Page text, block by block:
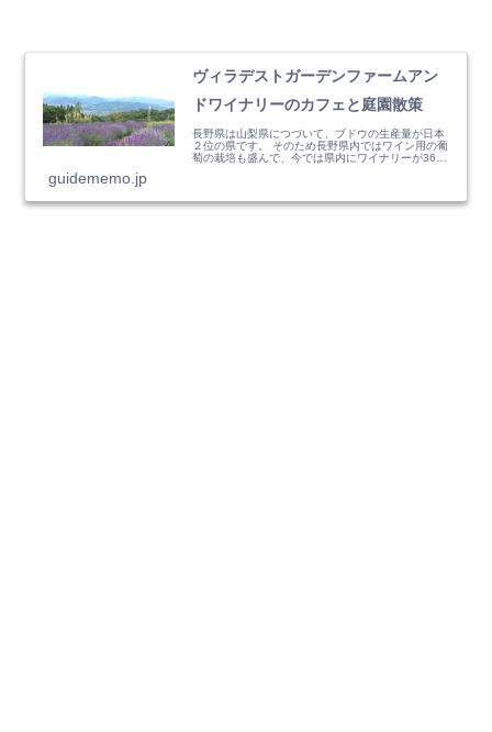
ヴィラデストガーデンファームアン
ドワイナリーのカフェと庭園散策
長野県は山梨県につづいて、ブドウの生産量が日本
２位の県です。 そのため長野県内ではワイン用の葡
萄の栽培も盛んで、今では県内にワイナリーが36箇
guidememo.jp